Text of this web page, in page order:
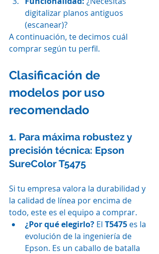
digitalizar planos antiguos
(escanear)?
A continuación, te decimos cuál
comprar según tu perfil.
Clasificación de
modelos por uso
recomendado
1. Para máxima robustez y
precisión técnica: Epson
SureColor T5475
Si tu empresa valora la durabilidad y
la calidad de línea por encima de
todo, este es el equipo a comprar.
¿Por qué elegirlo? El T5475 es la
evolución de la ingeniería de
Epson. Es un caballo de batalla